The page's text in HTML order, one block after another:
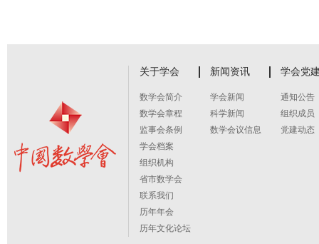
关于学会
数学会简介
数学会章程
监事会条例
学会档案
组织机构
省市数学会
联系我们
历年年会
历年文化论坛
新闻资讯
学会新闻
科学新闻
数学会议信息
学会党
通知公告
组织成员
党建动态